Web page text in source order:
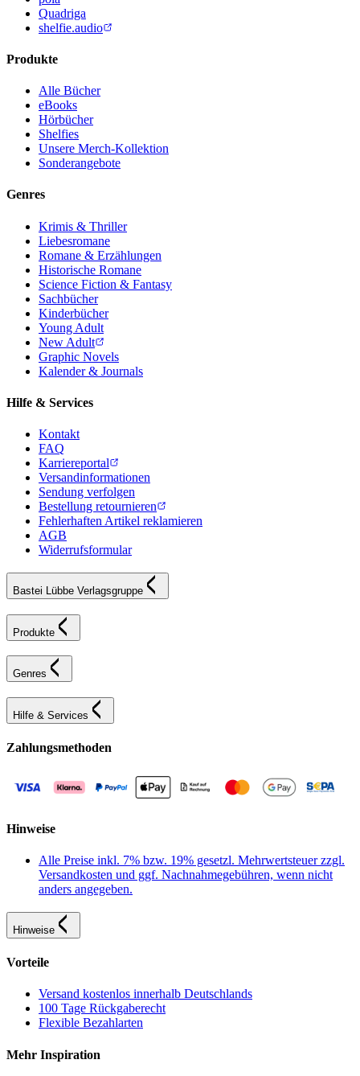
Quadriga
shelfie.audio
Produkte
Alle Bücher
eBooks
Hörbücher
Shelfies
Unsere Merch-Kollektion
Sonderangebote
Genres
Krimis & Thriller
Liebesromane
Romane & Erzählungen
Historische Romane
Science Fiction & Fantasy
Sachbücher
Kinderbücher
Young Adult
New Adult
Graphic Novels
Kalender & Journals
Hilfe & Services
Kontakt
FAQ
Karriereportal
Versandinformationen
Sendung verfolgen
Bestellung retournieren
Fehlerhaften Artikel reklamieren
AGB
Widerrufsformular
Bastei Lübbe Verlagsgruppe
Produkte
Genres
Hilfe & Services
Zahlungsmethoden
Hinweise
Alle Preise inkl. 7% bzw. 19% gesetzl. Mehrwertsteuer zzgl.
Versandkosten und ggf. Nachnahmegebühren, wenn nicht
anders angegeben.
Hinweise
Vorteile
Versand kostenlos innerhalb Deutschlands
100 Tage Rückgaberecht
Flexible Bezahlarten
Mehr Inspiration